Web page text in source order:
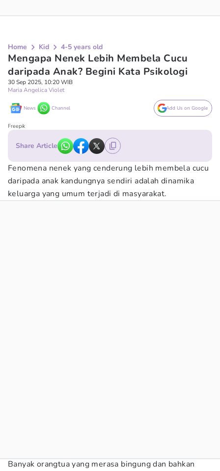
Home Kid 4-5 years old
Mengapa Nenek Lebih Membela Cucu
daripada Anak? Begini Kata Psikologi
30 Sep 2025, 10:20 WIB
Maria Angelica Violet
News Channel Add Us on Google
Freepik
Share Article
Fenomena nenek yang cenderung lebih membela cucu
daripada anak kandungnya sendiri adalah dinamika
keluarga yang umum terjadi di masyarakat.
Banyak orangtua yang merasa bingung dan bahkan